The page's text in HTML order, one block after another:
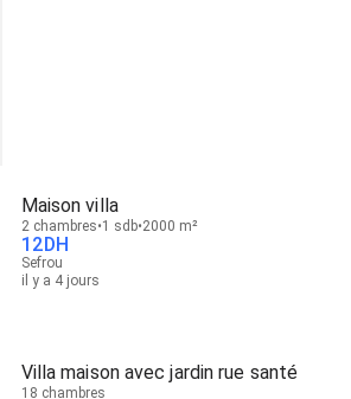
Maison villa
2 chambres 1 sdb 2000 m²
12 DH
Sefrou
il y a 4 jours
Villa maison avec jardin rue santé
18 chambres